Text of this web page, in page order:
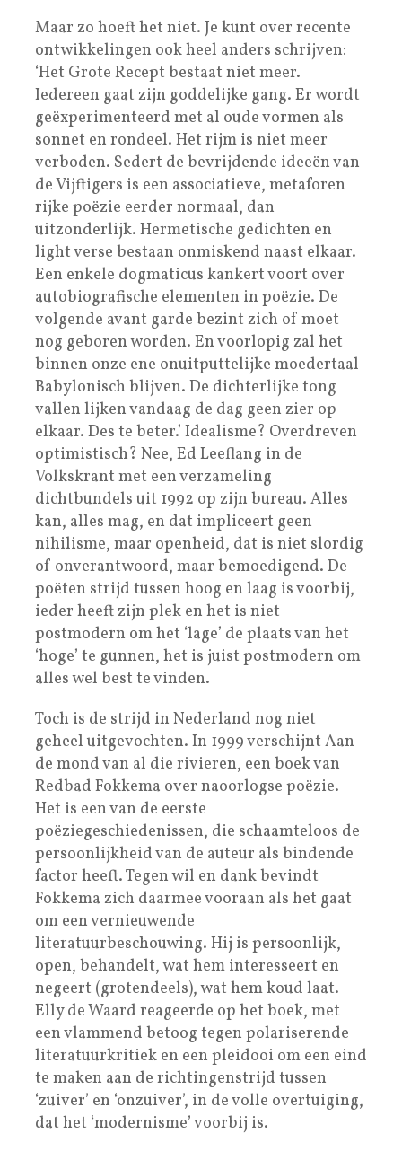
Maar zo hoeft het niet. Je kunt over recente
ontwikkelingen ook heel anders schrijven:
‘Het Grote Recept bestaat niet meer.
Iedereen gaat zijn goddelijke gang. Er wordt
geëxperimenteerd met al oude vormen als
sonnet en rondeel. Het rijm is niet meer
verboden. Sedert de bevrijdende ideeën van
de Vijftigers is een associatieve, metaforen
rijke poëzie eerder normaal, dan
uitzonderlijk. Hermetische gedichten en
light verse bestaan onmiskend naast elkaar.
Een enkele dogmaticus kankert voort over
autobiografische elementen in poëzie. De
volgende avant garde bezint zich of moet
nog geboren worden. En voorlopig zal het
binnen onze ene onuitputtelijke moedertaal
Babylonisch blijven. De dichterlijke tong
vallen lijken vandaag de dag geen zier op
elkaar. Des te beter.’ Idealisme? Overdreven
optimistisch? Nee, Ed Leeflang in de
Volkskrant met een verzameling
dichtbundels uit 1992 op zijn bureau. Alles
kan, alles mag, en dat impliceert geen
nihilisme, maar openheid, dat is niet slordig
of onverantwoord, maar bemoedigend. De
poëten strijd tussen hoog en laag is voorbij,
ieder heeft zijn plek en het is niet
postmodern om het ‘lage’ de plaats van het
‘hoge’ te gunnen, het is juist postmodern om
alles wel best te vinden.
Toch is de strijd in Nederland nog niet
geheel uitgevochten. In 1999 verschijnt Aan
de mond van al die rivieren, een boek van
Redbad Fokkema over naoorlogse poëzie.
Het is een van de eerste
poëziegeschiedenissen, die schaamteloos de
persoonlijkheid van de auteur als bindende
factor heeft. Tegen wil en dank bevindt
Fokkema zich daarmee vooraan als het gaat
om een vernieuwende
literatuurbeschouwing. Hij is persoonlijk,
open, behandelt, wat hem interesseert en
negeert (grotendeels), wat hem koud laat.
Elly de Waard reageerde op het boek, met
een vlammend betoog tegen polariserende
literatuurkritiek en een pleidooi om een eind
te maken aan de richtingenstrijd tussen
‘zuiver’ en ‘onzuiver’, in de volle overtuiging,
dat het ‘modernisme’ voorbij is.